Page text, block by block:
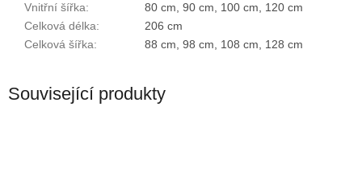
Vnitřní šířka:
80 cm, 90 cm, 100 cm, 120 cm
Celková délka:
206 cm
Celková šířka: 88 cm, 98 cm, 108 cm, 128 cm
Související produkty